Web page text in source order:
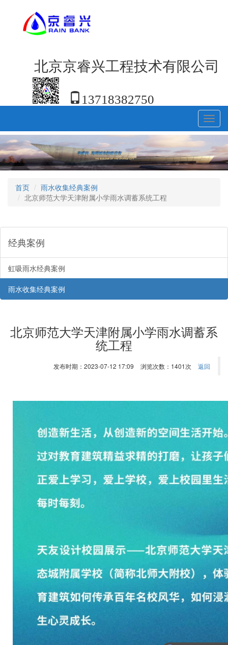
北京京睿兴工程技术有限公司
13718382750
首页
雨水收集经典案例
北京师范大学天津附属小学雨水调蓄系统工程
经典案例
虹吸雨水经典案例
雨水收集经典案例
北京师范大学天津附属小学雨水调蓄系
统工程
发布时期：2023-07-12 17:09 浏览次数：1401次 返回